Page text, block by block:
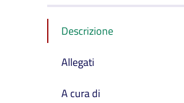
Descrizione
Allegati
A cura di